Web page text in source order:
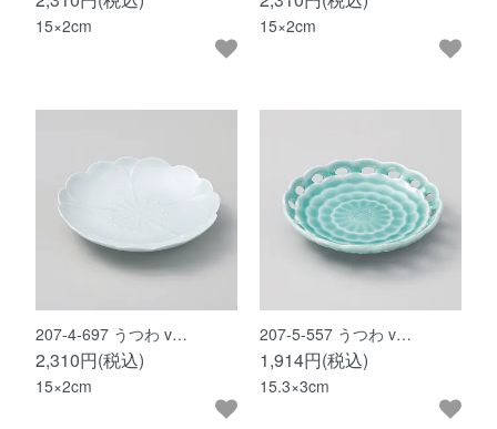
15×2cm 15×2cm
207-4-697 うつわ v…
2,310円(税込)
15×2cm
207-5-557 うつわ v…
1,914円(税込)
15.3×3cm